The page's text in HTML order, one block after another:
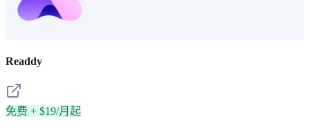
Readdy
免费 + $19/月起